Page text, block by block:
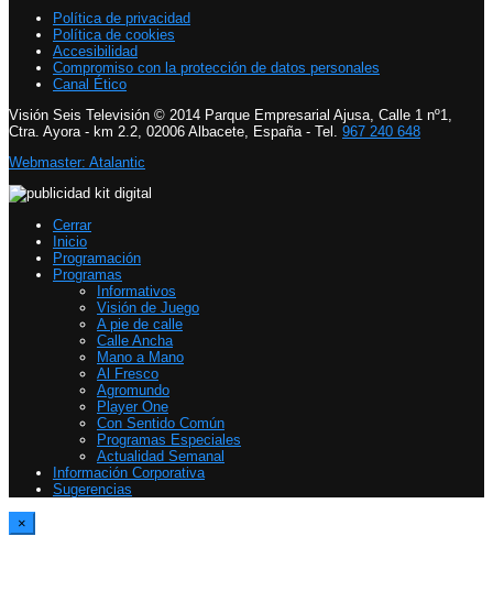
Política de privacidad
Política de cookies
Accesibilidad
Compromiso con la protección de datos personales
Canal Ético
Visión Seis Televisión © 2014 Parque Empresarial Ajusa, Calle 1 nº1,
Ctra. Ayora - km 2.2, 02006 Albacete, España - Tel. 967 240 648
Webmaster: Atalantic
Cerrar
Inicio
Programación
Programas
Informativos
Visión de Juego
A pie de calle
Calle Ancha
Mano a Mano
Al Fresco
Agromundo
Player One
Con Sentido Común
Programas Especiales
Actualidad Semanal
Información Corporativa
Sugerencias
×